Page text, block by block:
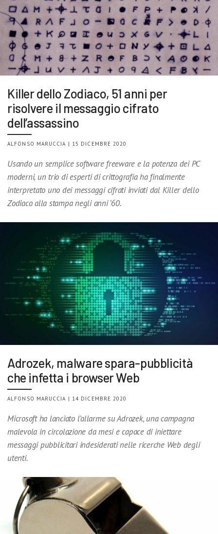
Killer dello Zodiaco, 51 anni per
risolvere il messaggio cifrato
dell’assassino
ALFONSO MARUCCIA | 15 DICEMBRE 2020
Usando un semplice software freeware e la potenza dei PC
moderni, un trio di esperti di crittografia ha finalmente
interpretato uno dei messaggi cifrati inviati dal Killer dello
Zodiaco alla stampa negli anni ’60.
Adrozek, malware spara-pubblicità
che infetta i browser Web
ALFONSO MARUCCIA | 14 DICEMBRE 2020
Microsoft ha lanciato l’allarme su Adrozek, una campagna
malevola in circolazione da mesi e capace di iniettare
messaggi pubblicitari indesiderati nelle ricerche Web degli
utenti.